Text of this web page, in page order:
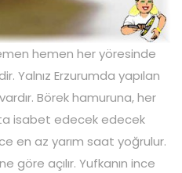
hemen her yöresinde
Yalnız Erzurumda yapılan
Börek hamuruna, her
isabet edecek edecek
en az yarım saat yoğrulur.
göre açılır. Yufkanın ince